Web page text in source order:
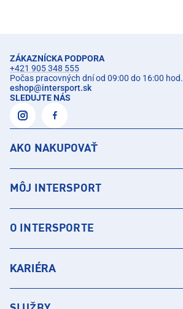
ZÁKAZNÍCKA PODPORA
+421 905 348 555
Počas pracovných dní od 09:00 do 16:00 hod.
eshop@intersport.sk
SLEDUJTE NÁS
AKO NAKUPOVAŤ
MÔJ INTERSPORT
O INTERSPORTE
KARIÉRA